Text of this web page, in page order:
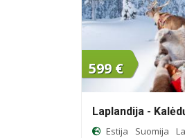
599 €
Laplandija -
Estija Suomija